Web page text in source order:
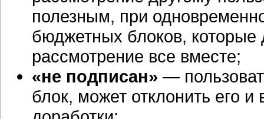
полезным, при
бюджетных блоков,
рассмотрение все вместе;
«не подписан» —
блок, может отклонить его